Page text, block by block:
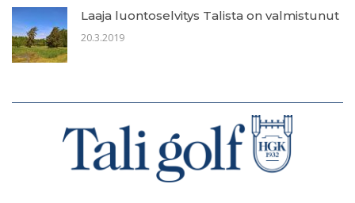
Laaja luontoselvitys Talista on valmistunut
20.3.2019